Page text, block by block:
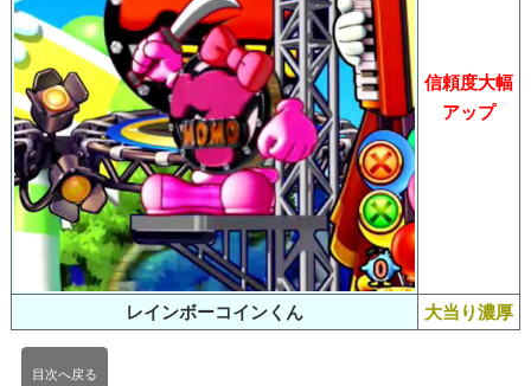
信頼度大幅
アップ
レインボーコインくん 大当り濃厚
目次へ戻る